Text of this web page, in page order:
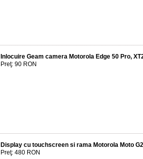
Inlocuire Geam camera Motorola Edge 50 Pro,
Preţ: 90 RON
Display cu touchscreen si rama Motorola Moto
Preţ: 480 RON